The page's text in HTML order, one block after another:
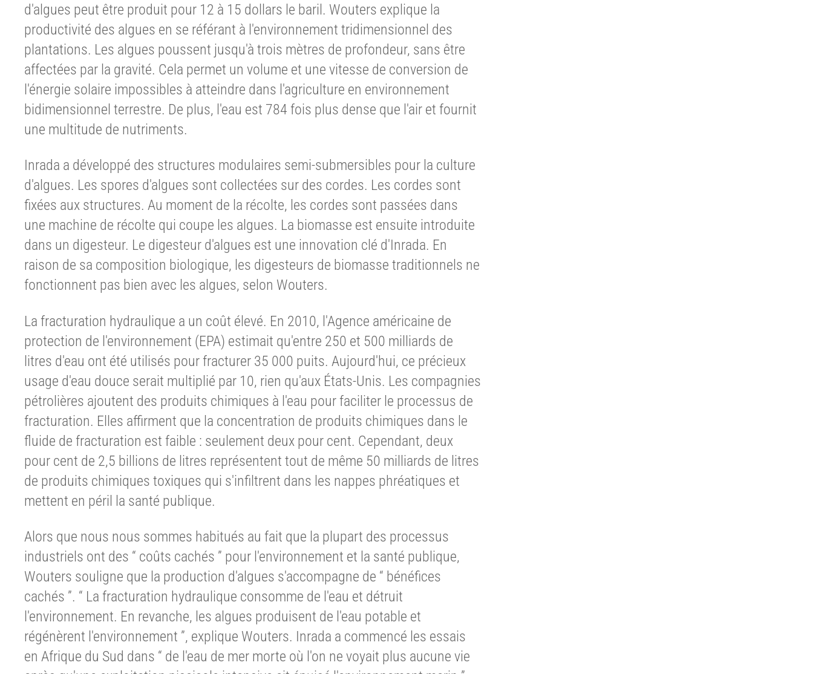
d'algues peut être produit pour 12 à 15 dollars le baril. Wouters explique la
productivité des algues en se référant à l'environnement tridimensionnel des
plantations. Les algues poussent jusqu'à trois mètres de profondeur, sans être
affectées par la gravité. Cela permet un volume et une vitesse de conversion de
l'énergie solaire impossibles à atteindre dans l'agriculture en environnement
bidimensionnel terrestre. De plus, l'eau est 784 fois plus dense que l'air et fournit
une multitude de nutriments.
Inrada a développé des structures modulaires semi-submersibles pour la culture
d'algues. Les spores d'algues sont collectées sur des cordes. Les cordes sont
fixées aux structures. Au moment de la récolte, les cordes sont passées dans
une machine de récolte qui coupe les algues. La biomasse est ensuite introduite
dans un digesteur. Le digesteur d'algues est une innovation clé d'Inrada. En
raison de sa composition biologique, les digesteurs de biomasse traditionnels ne
fonctionnent pas bien avec les algues, selon Wouters.
La fracturation hydraulique a un coût élevé. En 2010, l'Agence américaine de
protection de l'environnement (EPA) estimait qu'entre 250 et 500 milliards de
litres d'eau ont été utilisés pour fracturer 35 000 puits. Aujourd'hui, ce précieux
usage d'eau douce serait multiplié par 10, rien qu'aux États-Unis. Les compagnies
pétrolières ajoutent des produits chimiques à l'eau pour faciliter le processus de
fracturation. Elles affirment que la concentration de produits chimiques dans le
fluide de fracturation est faible : seulement deux pour cent. Cependant, deux
pour cent de 2,5 billions de litres représentent tout de même 50 milliards de litres
de produits chimiques toxiques qui s'infiltrent dans les nappes phréatiques et
mettent en péril la santé publique.
Alors que nous nous sommes habitués au fait que la plupart des processus
industriels ont des “ coûts cachés ” pour l'environnement et la santé publique,
Wouters souligne que la production d'algues s'accompagne de “ bénéfices
cachés ”. “ La fracturation hydraulique consomme de l'eau et détruit
l'environnement. En revanche, les algues produisent de l'eau potable et
régénèrent l'environnement ”, explique Wouters. Inrada a commencé les essais
en Afrique du Sud dans “ de l'eau de mer morte où l'on ne voyait plus aucune vie